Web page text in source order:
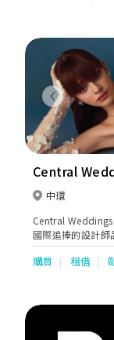
Previous
Central
中環
Central
國際追捧的設計師
Alessandra
裡有最高品質的禮
服探索的時光成為
購買 租借